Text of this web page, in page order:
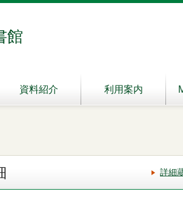
館
資料紹介 利用案内
詳細